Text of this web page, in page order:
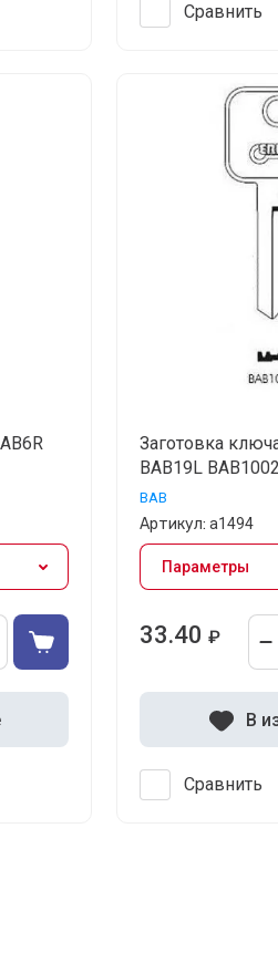
Сравнить
Заготовка
BAB19L BAB1002
BAB
Артикул: а1494
Параметры
33.40 ₽
Сравнить
В